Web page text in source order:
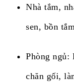
Nhà tắm,
sen, bồn
Phòng ngủ:
chăn gối,